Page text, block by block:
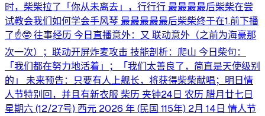
时，柴柴拉了「你从未离去」，行行行 最最最最后柴柴在尝
试教会我们如何学会手风琴 最最最最最后柴柴终于在1.前下播
了☝️🤓 往事经历 今日直播意外：又 联动意外（之前为海豪那
次一次）；联动开屏炸麦攻击 技能剖析：爬山 今日柴句：
「我们都在努力地活着」；「我们太善良了，简直是天使级别
的」 未来预告：只要有人上舰长，将获得柴柴献唱；明日情
人节特别回，并且有新衣服 柴历 夹钟24日 农历 腊月廿七日
星期六 (12/27号) 西元 2026 年 (民国 115年) 2月 14日 情人节